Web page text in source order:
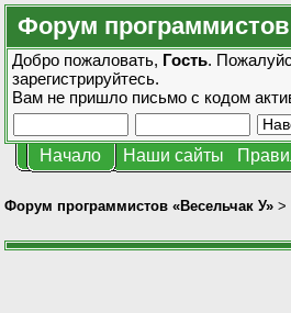
Форум
Добро пожаловать, Гость.
зарегистрируйтесь.
Вам не пришло письмо с кодом
Начало Наши сайты
Форум программистов «Весельчак У» >